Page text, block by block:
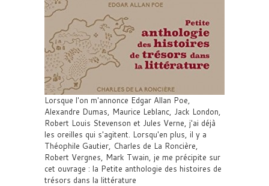
Lorsque l'on m'annonce Edgar Allan Poe,
Alexandre Dumas, Maurice Leblanc, Jack London,
Robert Louis Stevenson et Jules Verne, j'ai déjà
les oreilles qui s'agitent. Lorsqu'en plus, il y a
Théophile Gautier, Charles de La Roncière,
Robert Vergnes, Mark Twain, je me précipite sur
cet ouvrage : la Petite anthologie des histoires de
trésors dans la littérature